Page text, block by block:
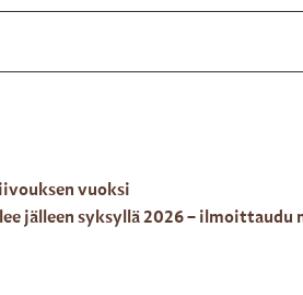
vuoksi
syksyllä 2026 – ilmoittaudu